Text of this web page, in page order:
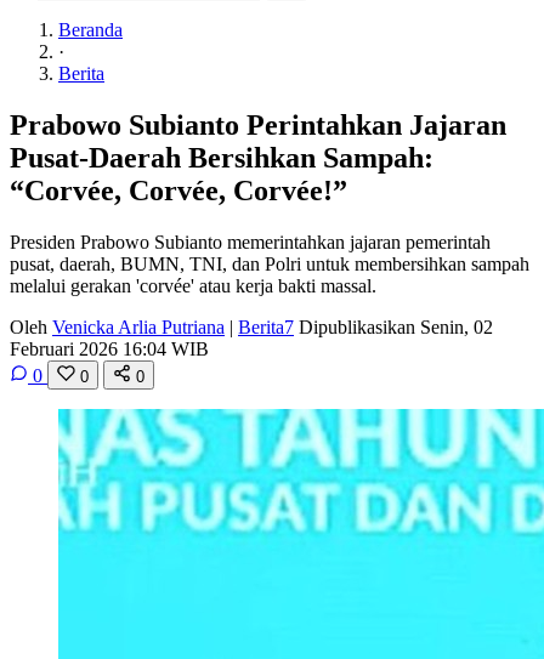
Beranda
·
Berita
Prabowo Subianto Perintahkan Jajaran
Pusat-Daerah Bersihkan Sampah:
“Corvée, Corvée, Corvée!”
Presiden Prabowo Subianto memerintahkan jajaran pemerintah
pusat, daerah, BUMN, TNI, dan Polri untuk membersihkan sampah
melalui gerakan 'corvée' atau kerja bakti massal.
Oleh Venicka Arlia Putriana | Berita7 Dipublikasikan Senin, 02
Februari 2026 16:04 WIB
0
0 0